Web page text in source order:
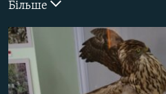
СВІДЧЕННЯ ОКУПАЦІЇ
УКРАЇНСЬКА ПРОБЛЕМА КРИМУ
ІНФОГРАФІКА
Русский
Qırımtatar
ДОЛУЧАЙСЯ!
Більше